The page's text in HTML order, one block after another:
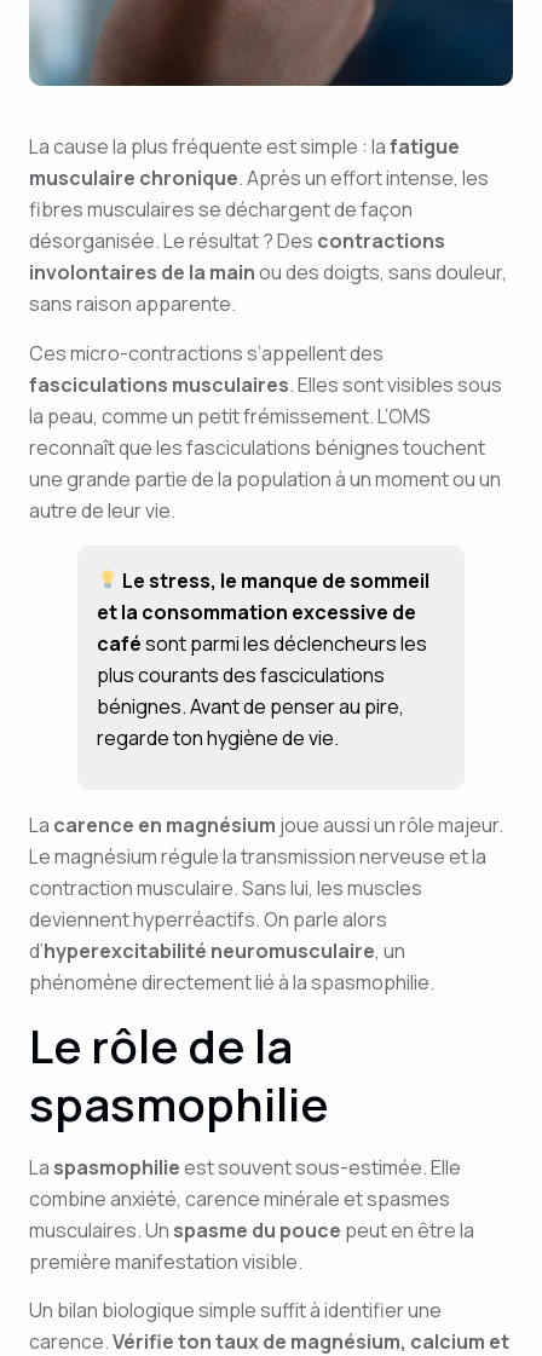
La cause la plus fréquente est simple : lafatigue
musculaire chronique. Après un effort intense, les
fibres musculaires se déchargent de façon
désorganisée. Le résultat ? Des contractions
involontaires de la mainou des doigts, sans douleur,
sans raison apparente.
Ces micro-contractions s’appellent des
fasciculations musculaires. Elles sont visibles sous
la peau, comme un petit frémissement. L’OMS
reconnaît que les fasciculations bénignes touchent
une grande partie de la population à un moment ou un
autre de leur vie.
Le stress, le manque de sommeil
et la consommation excessive de
cafésont parmi les déclencheurs les
plus courants des fasciculations
bénignes. Avant de penser au pire,
regarde ton hygiène de vie.
La carence en magnésium joue aussi un rôle majeur.
Le magnésium régule la transmission nerveuse et la
contraction musculaire. Sans lui, les muscles
deviennent hyperréactifs. On parle alors
d’hyperexcitabilité neuromusculaire, un
phénomène directement lié à la spasmophilie.
Le rôle de la
spasmophilie
La spasmophilieest souvent sous-estimée. Elle
combine anxiété, carence minérale et spasmes
musculaires. Un spasme du pouce peut en être la
première manifestation visible.
Un bilan biologique simple suffit à identifier une
carence.Vérifie ton taux de magnésium, calcium et